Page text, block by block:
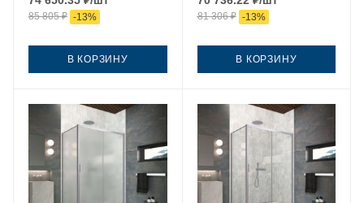
профиль хром без поддона
85 805₽ -13%
В КОРЗИНУ
профиль хром без поддона
81 306₽ -13%
В КОРЗИНУ